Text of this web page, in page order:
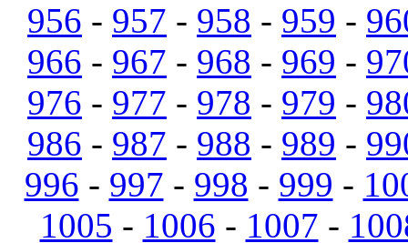
956 - 957 - 958 - 959 -
966 - 967 - 968 - 969 -
976 - 977 - 978 - 979 -
986 - 987 - 988 - 989 -
996 - 997 - 998 - 999 -
1005 - 1006 - 1007 -